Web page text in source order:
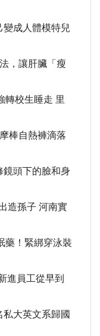
變成人體模特兒
，讓肝臟「瘦
轉校生睡走 里
棒自熱褲滴落
鏡頭下的臉和身
造孫子 河南實
藥！緊綁穿泳裝
進員工從早到
私大英文系歸國